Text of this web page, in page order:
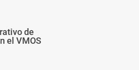
de
el VMOS